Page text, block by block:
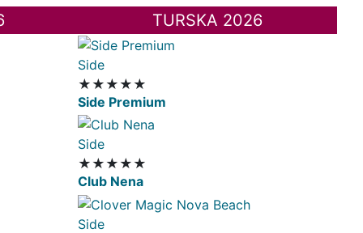
TURSKA 2026
Side
★★★★★
Side Premium
Side
★★★★★
Club Nena
Side